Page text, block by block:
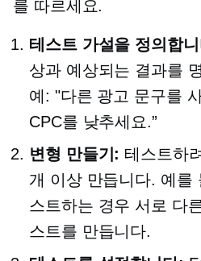
를 따르세요.
테스트 가설을 정의합
상과 예상되는 결과를
예: "다른 광고 문구를
CPC를 낮추세요.”
변형 만들기: 테스트하
개 이상 만듭니다. 예를
스트하는 경우 서로 다
스트를 만듭니다.